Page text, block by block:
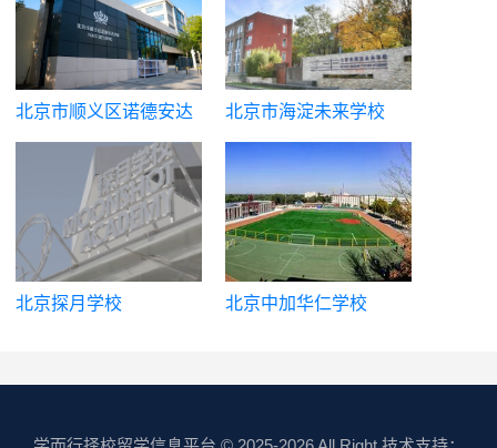
北京市顺义区诺德安达
学校
北京市海淀未来学校
北京探月学校 北京中加华仁学校